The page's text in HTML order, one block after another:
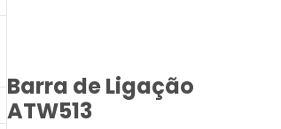
Barra de Ligação
ATW513